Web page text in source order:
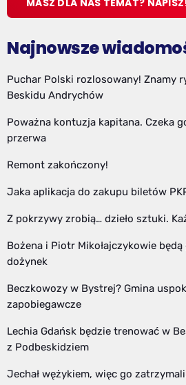
MASZ DLA NAS TEMAT?
Najnowsze
Puchar Polski rozlosowany! Znamy
Beskidu Andrychów
Poważna kontuzja kapitana. Czeka
przerwa
Remont zakończony!
Jaka aplikacja do zakupu biletów
Z pokrzywy zrobią… dzieło sztuki.
Bożena i Piotr Mikołajczykowie
dożynek
Beczkowozy w Bystrej? Gmina
zapobiegawcze
Lechia Gdańsk będzie trenować w
z Podbeskidziem
Jechał wężykiem, więc go